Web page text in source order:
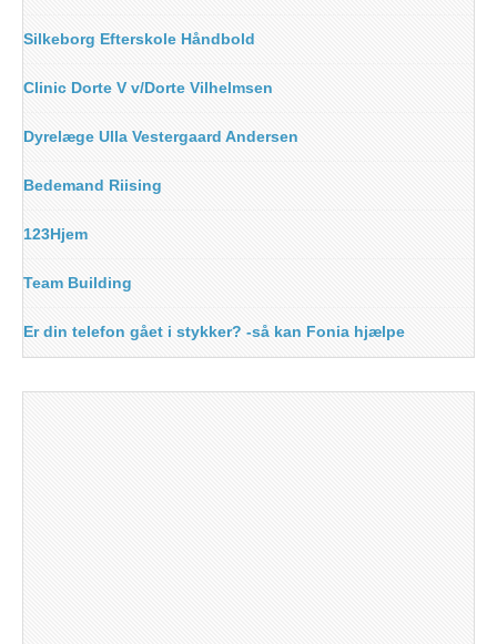
Silkeborg Efterskole Håndbold
Clinic Dorte V v/Dorte Vilhelmsen
Dyrelæge Ulla Vestergaard Andersen
Bedemand Riising
123Hjem
Team Building
Er din telefon gået i stykker? -så kan Fonia hjælpe